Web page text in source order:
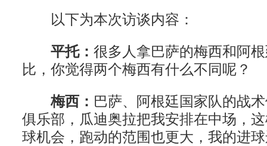
以下为本次访谈内容：
平托： 很多人拿巴萨的梅西和阿
比，你觉得两个梅西有什么不同呢？
梅西： 巴萨、阿根廷国家队的战
俱乐部，瓜迪奥拉把我安排在中场，
球机会，跑动的范围也更大，我的进